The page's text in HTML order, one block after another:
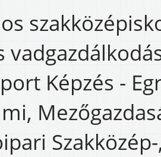
Képzés -